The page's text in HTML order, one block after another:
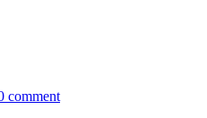
comment